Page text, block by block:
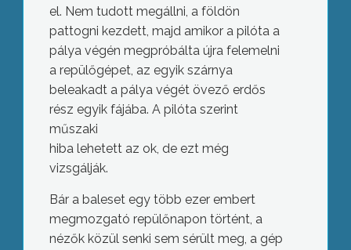
el. Nem tudott megállni, a földön
pattogni kezdett, majd amikor a pilóta a
pálya végén megpróbálta újra felemelni
a repülőgépet, az egyik szárnya
beleakadt a pálya végét övező erdős
rész egyik fájába. A pilóta szerint
műszaki
hiba lehetett az ok, de ezt még
vizsgálják.
Bár a baleset egy több ezer embert
megmozgató repülőnapon történt, a
nézők közül senki sem sérült meg, a gép